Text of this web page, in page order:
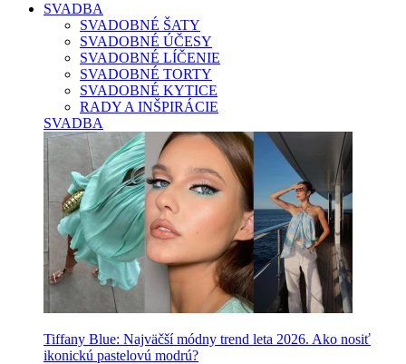
SVADBA
SVADOBNÉ ŠATY
SVADOBNÉ ÚČESY
SVADOBNÉ LÍČENIE
SVADOBNÉ TORTY
SVADOBNÉ KYTICE
RADY A INŠPIRÁCIE
SVADBA
Tiffany Blue: Najväčší módny trend leta 2026. Ako nosiť
ikonickú pastelovú modrú?